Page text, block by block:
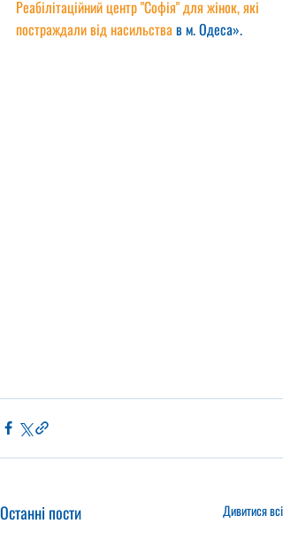
Реабілітаційний центр "Софія" для жінок, які
постраждали від насильства в м. Одеса».
Останні пости Дивитися всі